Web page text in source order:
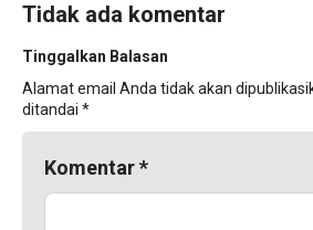
Tidak ada komentar
Tinggalkan Balasan
Alamat email Anda tidak akan
ditandai *
Komentar*